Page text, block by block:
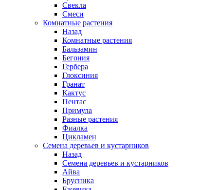
Свекла
Смеси
Комнатные растения
Назад
Комнатные растения
Бальзамин
Бегония
Гербера
Глоксиния
Гранат
Кактус
Пентас
Примула
Разные растения
Фиалка
Цикламен
Семена деревьев и кустарников
Назад
Семена деревьев и кустарников
Айва
Брусника